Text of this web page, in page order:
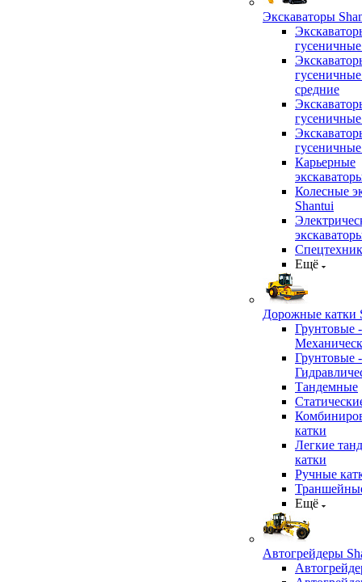
Экскаваторы
средние
Карьерные
Колесные
Shantui
Ещё
Дорожные катки
Грунтовые -
Грунтовые -
Тандемные
катки
Легкие
катки
Ручные
Ещё
Автогрейдеры